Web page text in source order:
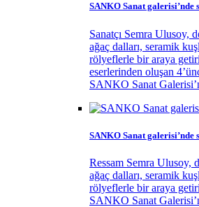
SANKO Sanat galerisi’nde
Sanatçı Semra Ulusoy,
ağaç dalları, seramik
rölyeflerle bir araya
eserlerinden oluşan
SANKO Sanat
SANKO Sanat galerisi’nde
Ressam Semra Ulusoy,
ağaç dalları, seramik
rölyeflerle bir araya
SANKO Sanat